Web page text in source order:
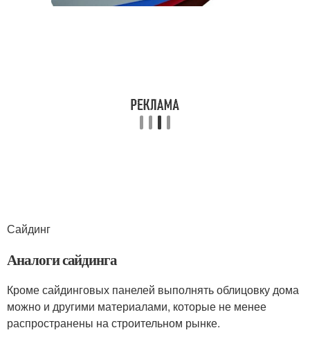
Сайдинг
Аналоги сайдинга
Кроме сайдинговых панелей выполнять облицовку дома
можно и другими материалами, которые не менее
распространены на строительном рынке.